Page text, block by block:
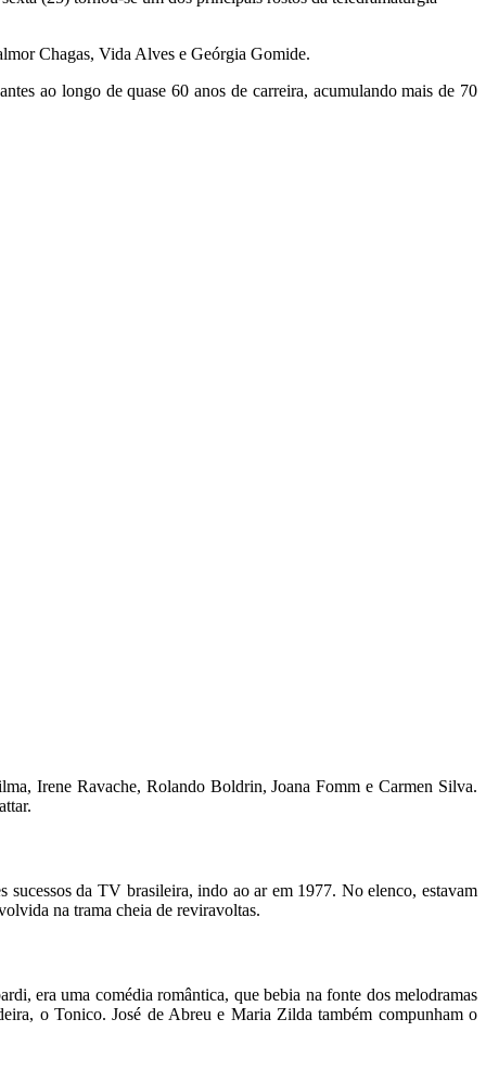
Chagas, Vida Alves e Geórgia Gomide.
ao longo de quase 60 anos de carreira, acumulando mais de 70
Irene Ravache, Rolando Boldrin, Joana Fomm e Carmen Silva.
da TV brasileira, indo ao ar em 1977. No elenco, estavam
na trama cheia de reviravoltas.
era uma comédia romântica, que bebia na fonte dos melodramas
o Tonico. José de Abreu e Maria Zilda também compunham o